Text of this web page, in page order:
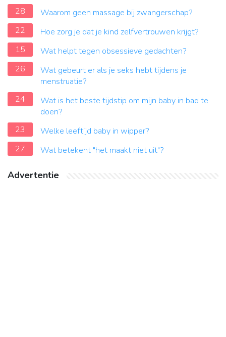
28
Waarom geen massage bij zwangerschap?
22
Hoe zorg je dat je kind zelfvertrouwen krijgt?
15
Wat helpt tegen obsessieve gedachten?
26
Wat gebeurt er als je seks hebt tijdens je
menstruatie?
24
Wat is het beste tijdstip om mijn baby in bad te
doen?
23
Welke leeftijd baby in wipper?
27
Wat betekent "het maakt niet uit"?
Advertentie